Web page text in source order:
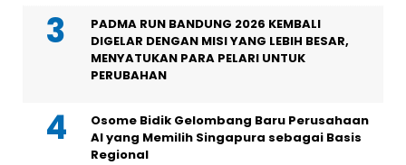
PADMA RUN BANDUNG 2026 KEMBALI
DIGELAR DENGAN MISI YANG LEBIH BESAR,
MENYATUKAN PARA PELARI UNTUK
PERUBAHAN
Osome Bidik Gelombang Baru Perusahaan
AI yang Memilih Singapura sebagai Basis
Regional